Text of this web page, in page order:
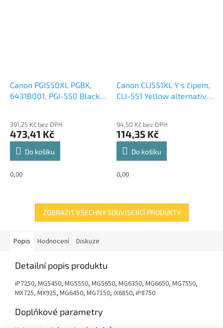
Canon PGI550XL PGBK,
6431B001, PGI-550 Black
391,25 Kč bez DPH
473,41 Kč
Do košíku
0,00
Canon CLI551XL Y s čipem,
CLI-551 Yellow alternativní
94,50 Kč bez DPH
114,35 Kč
Do košíku
0,00
ZOBRAZIT VŠECHNY SOUVISEJÍCÍ PRODUKTY
Popis Hodnocení Diskuze
Detailní popis produktu
iP7250, MG5450, MG5550, MG5650, MG6350, MG6650, MG7550,
MX725, MX925, MG6450, MG7150, iX6850, iP8750
Doplňkové parametry